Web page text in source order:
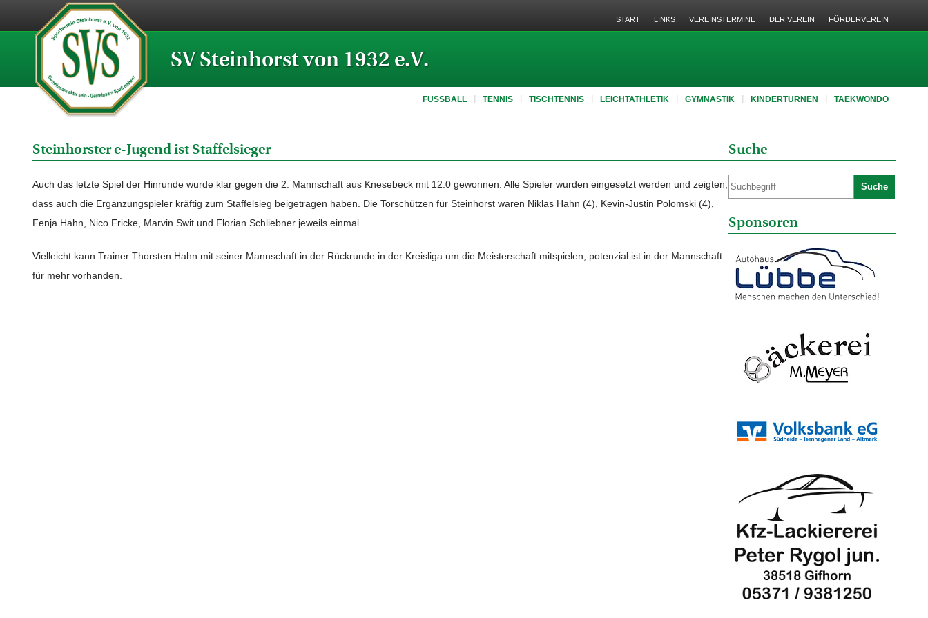
SV Steinhorst von 1932 e.V.
FUSSBALL TENNIS TISCHTENNIS LEICHTATHLETIK GYMNASTIK KINDERTURNEN TAEKWONDO
START LINKS VEREINSTERMINE DER VEREIN FÖRDERVEREIN
Steinhorster e-Jugend ist Staffelsieger
Auch das letzte Spiel der Hinrunde wurde klar gegen die 2. Mannschaft aus Knesebeck mit 12:0 gewonnen. Alle Spieler wurden eingesetzt werden und zeigten,
dass auch die Ergänzungspieler kräftig zum Staffelsieg beigetragen haben. Die Torschützen für Steinhorst waren Niklas Hahn (4), Kevin-Justin Polomski (4),
Fenja Hahn, Nico Fricke, Marvin Swit und Florian Schliebner jeweils einmal.
Vielleicht kann Trainer Thorsten Hahn mit seiner Mannschaft in der Rückrunde in der Kreisliga um die Meisterschaft mitspielen, potenzial ist in der Mannschaft
für mehr vorhanden.
Suche
Suche
Sponsoren